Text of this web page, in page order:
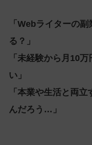
「Webライターの
る？」
「未経験から月10
い」
「本業や生活と両
んだろう…」